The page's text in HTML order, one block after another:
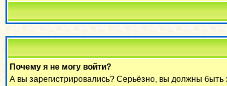
Почему я не могу войти?
А вы зарегистрировались? Серьёзно, вы должны быть